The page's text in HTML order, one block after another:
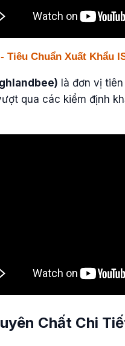
Chuẩn Xuất Khẩu
là đơn vị
qua các kiểm định
Chất Chi